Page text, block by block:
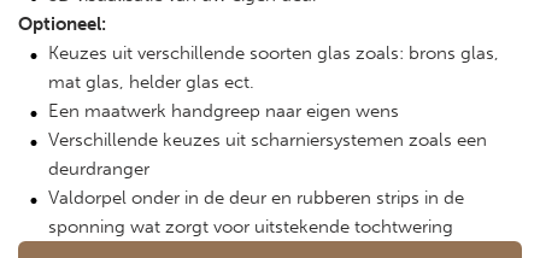
Optioneel:
Keuzes uit verschillende soorten glas zoals: brons glas,
mat glas, helder glas ect.
Een maatwerk handgreep naar eigen wens
Verschillende keuzes uit scharniersystemen zoals een
deurdranger
Valdorpel onder in de deur en rubberen strips in de
sponning wat zorgt voor uitstekende tochtwering